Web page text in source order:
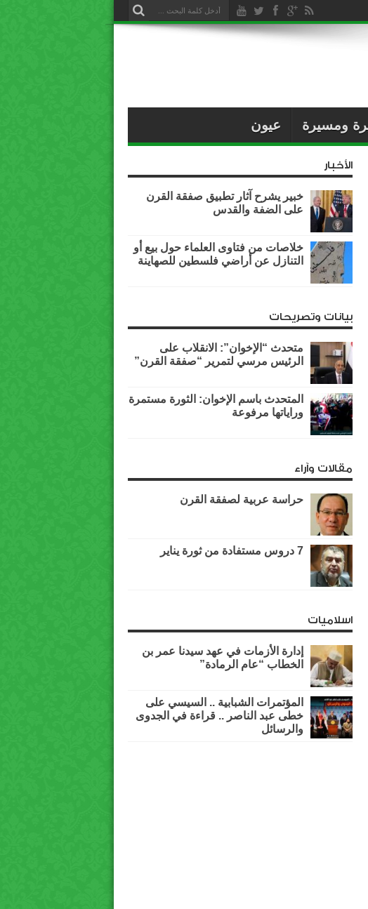
ومسيرة عيون
الأخبار
خبير يشرح آثار تطبيق صفقة القرن
على الضفة والقدس
خلاصات من فتاوى العلماء حول بيع أو
التنازل عن أراضي فلسطين للصهاينة
بيانات وتصريحات
متحدث “الإخوان”: الانقلاب على
الرئيس مرسي لتمرير “صفقة القرن”
المتحدث باسم الإخوان: الثورة مستمرة
وراياتها مرفوعة
مقالات وآراء
حراسة عربية لصفقة القرن
7 دروس مستفادة من ثورة يناير
اسلاميات
إدارة الأزمات في عهد سيدنا عمر بن
الخطاب “عام الرمادة”
المؤتمرات الشبابية .. السيسي على
خطى عبد الناصر .. قراءة في الجدوى
والرسائل